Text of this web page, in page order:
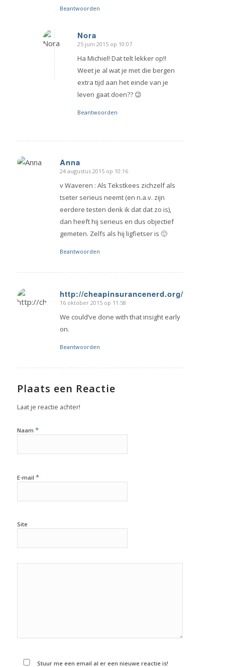
Beantwoorden
Nora
zegt:
25 juni 2015 op 10:07
Ha Michiel! Dat telt lekker op!!
Weet je al wat je met die bergen
extra tijd aan het einde van je
leven gaat doen?? 😉
Beantwoorden
Anna
zegt:
24 augustus 2015 op 10:16
v Waveren : Als Tekstkees zichzelf als
tseter serieus neemt (en n.a.v. zijn
eerdere testen denk ik dat dat zo is),
dan heeft hij serieus en dus objectief
gemeten. Zelfs als hij ligfietser is 🙂
Beantwoorden
http://cheapinsurancenerd.org/
zegt:
16 oktober 2015 op 11:58
We could’ve done with that insight early
on.
Beantwoorden
Plaats een Reactie
Laat je reactie achter!
Naam *
E-mail *
Site
Stuur me een email al er een nieuwe reactie is!